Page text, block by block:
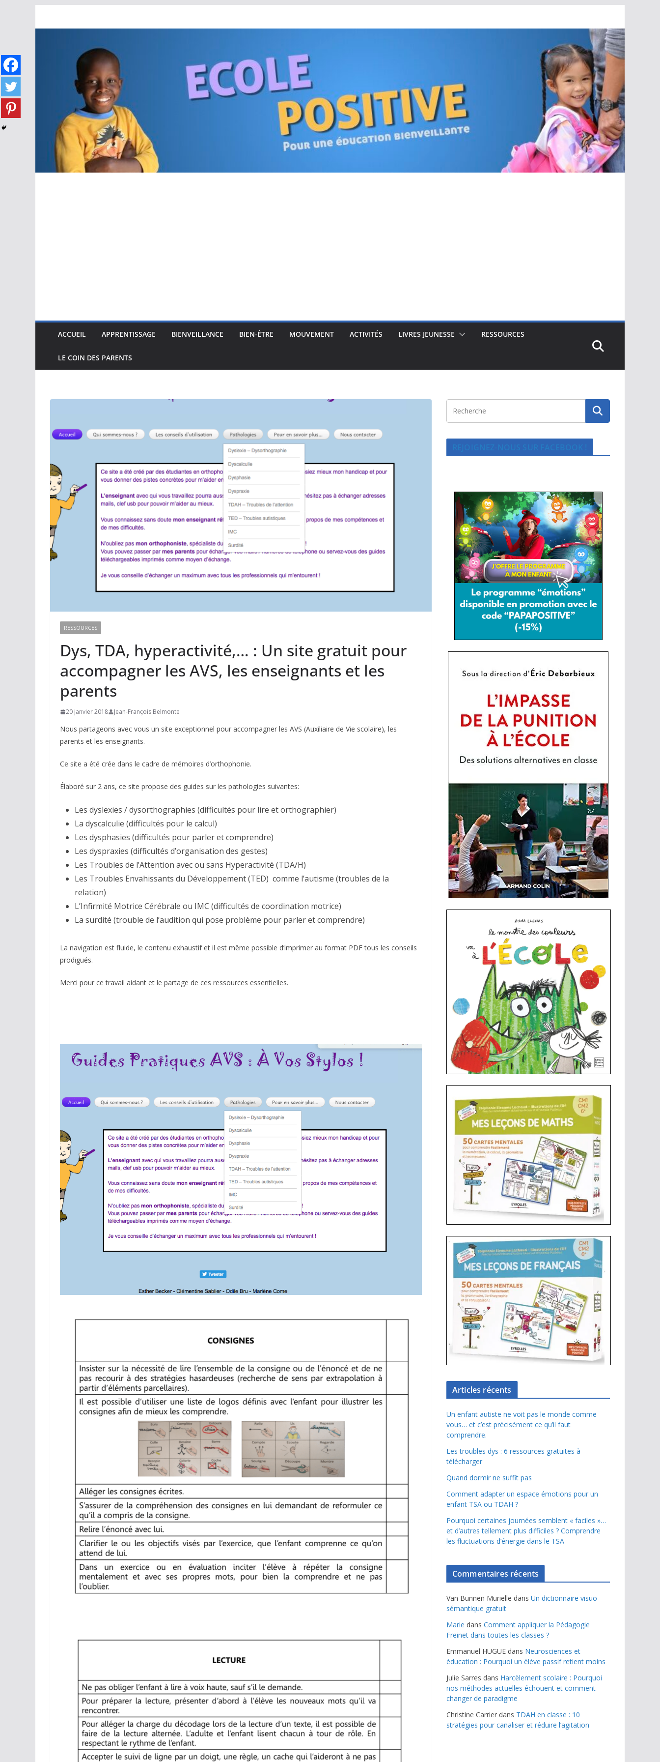
ACCUEIL APPRENTISSAGE BIENVEILLANCE BIEN-ÊTRE MOUVEMENT ACTIVITÉS LIVRES JEUNESSE RESSOURCES
LE COIN DES PARENTS
RESSOURCES
Dys, TDA, hyperactivité,… : Un site gratuit pour
accompagner les AVS, les enseignants et les
parents
20 janvier 2018 Jean-François Belmonte
Nous partageons avec vous un site exceptionnel pour accompagner les AVS (Auxiliaire de Vie scolaire), les
parents et les enseignants.
Ce site a été crée dans le cadre de mémoires d’orthophonie.
Élaboré sur 2 ans, ce site propose des guides sur les pathologies suivantes:
Les dyslexies / dysorthographies (difficultés pour lire et orthographier)
La dyscalculie (difficultés pour le calcul)
Les dysphasies (difficultés pour parler et comprendre)
Les dyspraxies (difficultés d’organisation des gestes)
Les Troubles de l’Attention avec ou sans Hyperactivité (TDA/H)
Les Troubles Envahissants du Développement (TED) comme l’autisme (troubles de la
relation)
L’Infirmité Motrice Cérébrale ou IMC (difficultés de coordination motrice)
La surdité (trouble de l’audition qui pose problème pour parler et comprendre)
La navigation est fluide, le contenu exhaustif et il est même possible d’imprimer au format PDF tous les conseils
prodigués.
Merci pour ce travail aidant et le partage de ces ressources essentielles.
REJOIGNEZ-NOUS SUR FACEBOOK !
Articles récents
Un enfant autiste ne voit pas le monde comme
vous… et c’est précisément ce qu’il faut
comprendre.
Les troubles dys : 6 ressources gratuites à
télécharger
Quand dormir ne suffit pas
Comment adapter un espace émotions pour un
enfant TSA ou TDAH ?
Pourquoi certaines journées semblent « faciles »…
et d’autres tellement plus difficiles ? Comprendre
les fluctuations d’énergie dans le TSA
Commentaires récents
Van Bunnen Murielle dans Un dictionnaire visuo-
sémantique gratuit
Marie dans Comment appliquer la Pédagogie
Freinet dans toutes les classes ?
Emmanuel HUGUE dans Neurosciences et
éducation : Pourquoi un élève passif retient moins
Julie Sarres dans Harcèlement scolaire : Pourquoi
nos méthodes actuelles échouent et comment
changer de paradigme
Christine Carrier dans TDAH en classe : 10
stratégies pour canaliser et réduire l’agitation